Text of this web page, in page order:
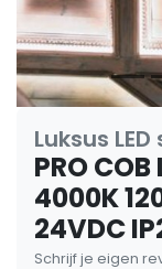
Luksus
PRO
4000K
24VDC
Schrijf je eigen